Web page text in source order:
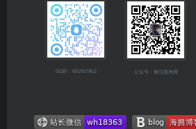
QQ群：682921902 公众号：微信搜海拥